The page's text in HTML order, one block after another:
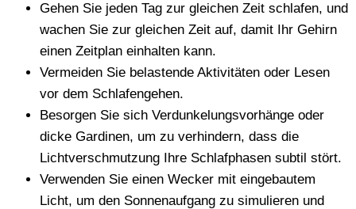
Gehen Sie jeden Tag zur gleichen Zeit schlafen, und
wachen Sie zur gleichen Zeit auf, damit Ihr Gehirn
einen Zeitplan einhalten kann.
Vermeiden Sie belastende Aktivitäten oder Lesen
vor dem Schlafengehen.
Besorgen Sie sich Verdunkelungsvorhänge oder
dicke Gardinen, um zu verhindern, dass die
Lichtverschmutzung Ihre Schlafphasen subtil stört.
Verwenden Sie einen Wecker mit eingebautem
Licht, um den Sonnenaufgang zu simulieren und